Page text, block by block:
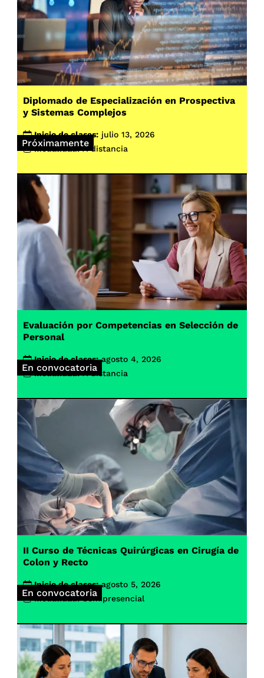
Próximamente
Diplomado de Especialización en Prospectiva
y Sistemas Complejos
Inicio de clases: julio 13, 2026
Modalidad: A distancia
En convocatoria
Evaluación por Competencias en Selección de
Personal
Inicio de clases: agosto 4, 2026
Modalidad: A distancia
En convocatoria
II Curso de Técnicas Quirúrgicas en Cirugía de
Colon y Recto
Inicio de clases: agosto 5, 2026
Modalidad: Semipresencial